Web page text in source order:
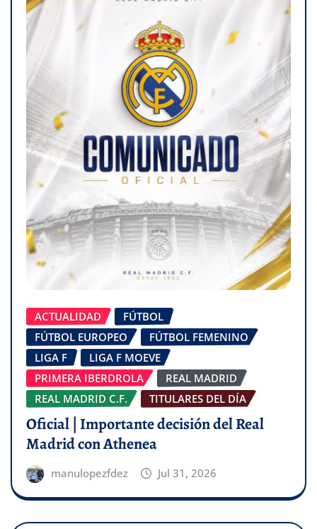
ACTUALIDAD
FÚTBOL
FÚTBOL EUROPEO
FÚTBOL FEMENINO
LIGA F
LIGA F MOEVE
PRIMERA IBERDROLA
REAL MADRID
REAL MADRID C.F.
TITULARES DEL DÍA
Oficial | Importante decisión del Real
Madrid con Athenea
manulopezfdez Jul 31, 2026